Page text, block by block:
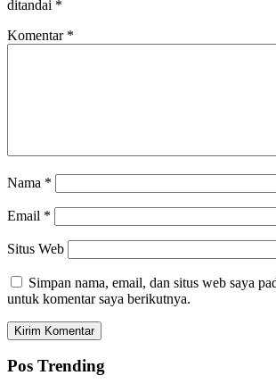
ditandai *
Komentar *
Nama *
Email *
Situs Web
Simpan nama, email, dan situs web saya
untuk komentar saya berikutnya.
Pos Trending